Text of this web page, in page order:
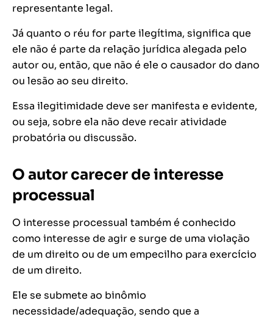
representante legal.
Já quanto o réu for parte ilegítima, significa que
ele não é parte da relação jurídica alegada pelo
autor ou, então, que não é ele o causador do dano
ou lesão ao seu direito.
Essa ilegitimidade deve ser manifesta e evidente,
ou seja, sobre ela não deve recair atividade
probatória ou discussão.
O autor carecer de interesse
processual
O interesse processual também é conhecido
como interesse de agir e surge de uma violação
de um direito ou de um empecilho para exercício
de um direito.
Ele se submete ao binômio
necessidade/adequação, sendo que a